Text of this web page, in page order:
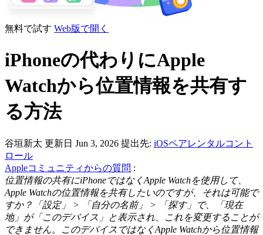
無料で試す Web版で開く
iPhoneの代わりにApple
Watchから位置情報を共有す
る方法
谷垣新太 更新日 Jun 3, 2026 提出先: iOSペアレンタルコント
ロール
Appleコミュニティからの質問 :
位置情報の共有にiPhoneではなくApple Watchを使用して、
Apple Watchの位置情報を共有したいのですが、それは可能で
すか？「設定」 > 「自分の名前」 > 「探す」で、「現在
地」が「このデバイス」と表示され、これを変更することが
できません。このデバイスではなくApple Watchから位置情報